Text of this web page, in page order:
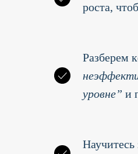
роста,
Разберем
уровне” и
Научитесь